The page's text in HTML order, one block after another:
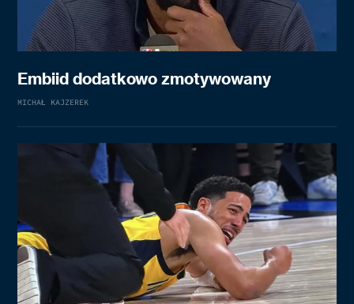
Embiid dodatkowo zmotywowany
MICHAŁ KAJZEREK